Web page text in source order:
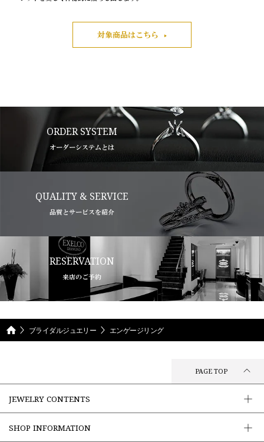
対象商品はこちら
ORDER SYSTEM
オーダーシステムとは
QUALITY & SERVICE
品質とサービスを紹介
RESERVATION
来店のご予約
ブライダルジュエリー エンゲージリング
PAGE TOP
JEWELRY CONTENTS
SHOP INFORMATION